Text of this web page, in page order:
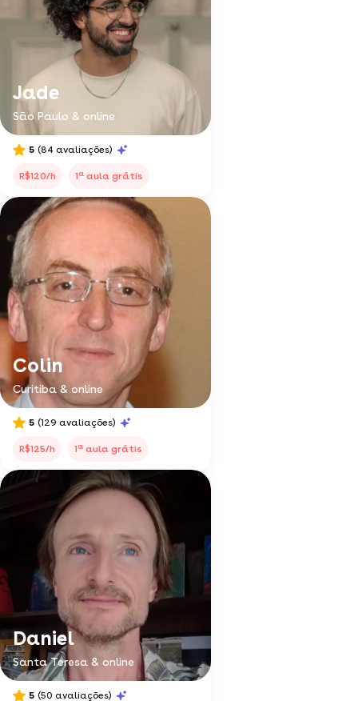
Jade
São Paulo & online
5 (84 avaliações)
R$120/h 1a aula grátis
Colin
Curitiba & online
5 (129 avaliações)
R$125/h 1a aula grátis
Daniel
Santa Teresa & online
5 (50 avaliações)